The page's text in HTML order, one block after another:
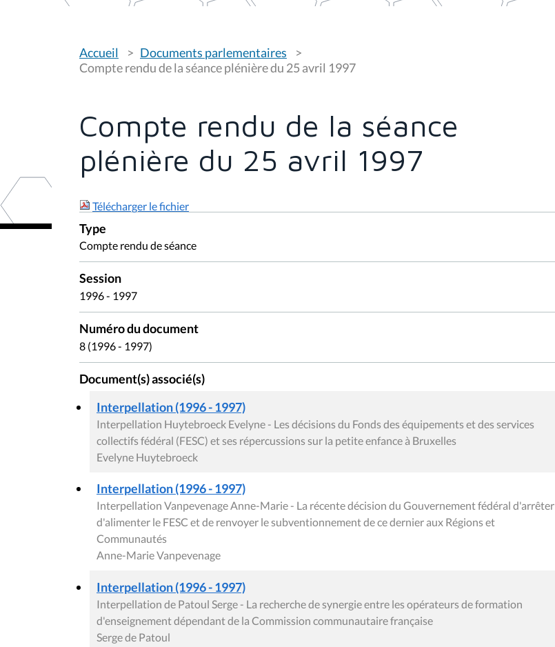
o
u
s
s
i
:
Accueil
Documents parlementaires
Compte rendu de la séance plénière du 25 avril 1997
Compte rendu de la séance
plénière du 25 avril 1997
Télécharger le fichier
Type
Compte rendu de séance
Session
1996 - 1997
Numéro du document
8 (1996 - 1997)
Document(s) associé(s)
Interpellation (1996 - 1997)
Interpellation Huytebroeck Evelyne - Les décisions du Fonds des équipements et des services
collectifs fédéral (FESC) et ses répercussions sur la petite enfance à Bruxelles
Evelyne Huytebroeck
Interpellation (1996 - 1997)
Interpellation Vanpevenage Anne-Marie - La récente décision du Gouvernement fédéral d'arrêter
d'alimenter le FESC et de renvoyer le subventionnement de ce dernier aux Régions et
Communautés
Anne-Marie Vanpevenage
Interpellation (1996 - 1997)
Interpellation de Patoul Serge - La recherche de synergie entre les opérateurs de formation
d'enseignement dépendant de la Commission communautaire française
Serge de Patoul